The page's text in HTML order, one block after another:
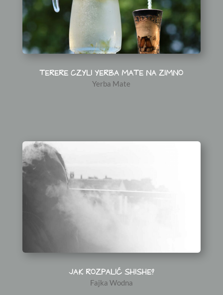
TERERE CZYLI YERBA MATE NA ZIMNO
Yerba Mate
JAK ROZPALIĆ SHISHE?
Fajka Wodna